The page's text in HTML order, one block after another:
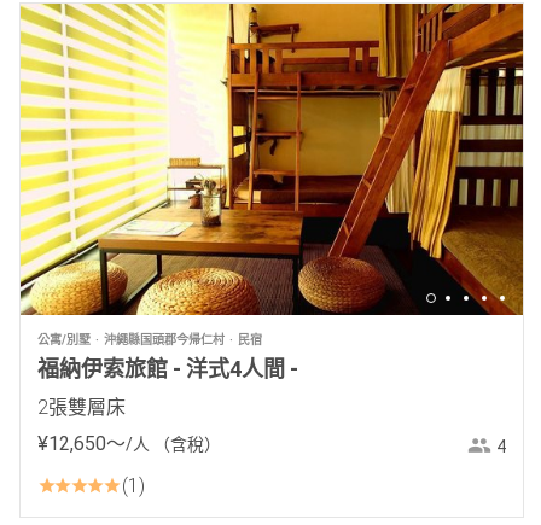
公寓/別墅 沖繩縣国頭郡今帰仁村 民宿
福納伊索旅館 - 洋式4人間 -
2張雙層床
¥12,650〜/人 （含稅） 4
1